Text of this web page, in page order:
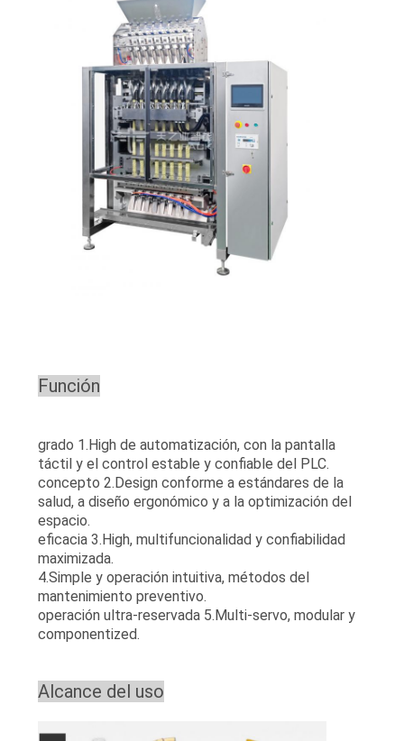
Función
grado 1.High de automatización, con la pantalla
táctil y el control estable y confiable del PLC.
concepto 2.Design conforme a estándares de la
salud, a diseño ergonómico y a la optimización del
espacio.
eficacia 3.High, multifuncionalidad y confiabilidad
maximizada.
4.Simple y operación intuitiva, métodos del
mantenimiento preventivo.
operación ultra-reservada 5.Multi-servo, modular y
componentized.
Alcance del uso